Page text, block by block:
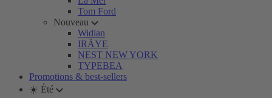
Tom Ford
Nouveau
Widian
IRÄYE
NEST NEW YORK
TYPEBEA
Promotions & best-sellers
☀️ Été